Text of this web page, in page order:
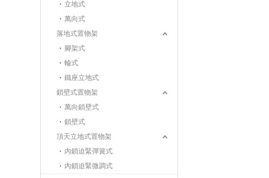
立地式
萬向式
落地式置物架
腳架式
輪式
鐵座立地式
鎖壁式置物架
萬向鎖壁式
鎖壁式
頂天立地式置物架
內鎖迫緊彈簧式
內鎖迫緊微調式